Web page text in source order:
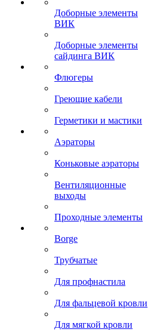
Доборные элементы
ВИК
Доборные элементы
сайдинга ВИК
Флюгеры
Греющие кабели
Герметики и мастики
Аэраторы
Коньковые аэраторы
Вентиляционные
выходы
Проходные элементы
Borge
Трубчатые
Для профнастила
Для фальцевой кровли
Для мягкой кровли